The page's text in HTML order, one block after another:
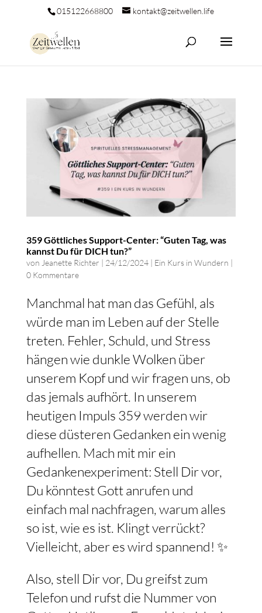
015122668800 kontakt@zeitwellen.life
359 Göttliches Support-Center: “Guten Tag, was
kannst Du für DICH tun?”
von Jeanette Richter | 24/12/2024| Ein Kurs in Wundern |
0 Kommentare
Manchmal hat man das Gefühl, als
würde man im Leben auf der Stelle
treten. Fehler, Schuld, und Stress
hängen wie dunkle Wolken über
unserem Kopf und wir fragen uns, ob
das jemals aufhört. In unserem
heutigen Impuls 359 werden wir
diese düsteren Gedanken ein wenig
aufhellen. Mach mit mir ein
Gedankenexperiment: Stell Dir vor,
Du könntest Gott anrufen und
einfach mal nachfragen, warum alles
so ist, wie es ist. Klingt verrückt?
Vielleicht, aber es wird spannend! ✨
Also, stell Dir vor, Du greifst zum
Telefon und rufst die Nummer von